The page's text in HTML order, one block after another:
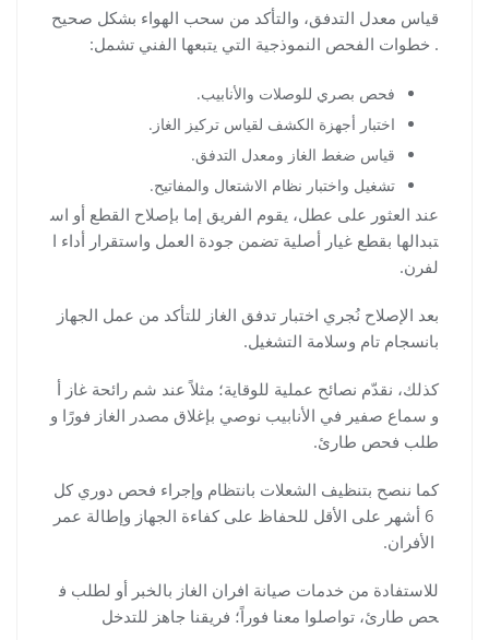
قياس معدل التدفق، والتأكد من سحب الهواء بشكل صحيح
. خطوات الفحص النموذجية التي يتبعها الفني تشمل:
فحص بصري للوصلات والأنابيب.
اختبار أجهزة الكشف لقياس تركيز الغاز.
قياس ضغط الغاز ومعدل التدفق.
تشغيل واختبار نظام الاشتعال والمفاتيح.
عند العثور على عطل، يقوم الفريق إما بإصلاح القطع أو اس
تبدالها بقطع غيار أصلية تضمن جودة العمل واستقرار أداء ا
لفرن.
بعد الإصلاح نُجري اختبار تدفق الغاز للتأكد من عمل الجهاز
بانسجام تام وسلامة التشغيل.
كذلك، نقدّم نصائح عملية للوقاية؛ مثلاً عند شم رائحة غاز أ
و سماع صفير في الأنابيب نوصي بإغلاق مصدر الغاز فورًا و
طلب فحص طارئ.
كما ننصح بتنظيف الشعلات بانتظام وإجراء فحص دوري كل
6 أشهر على الأقل للحفاظ على كفاءة الجهاز وإطالة عمر
الأفران.
للاستفادة من خدمات صيانة افران الغاز بالخبر أو لطلب ف
حص طارئ، تواصلوا معنا فوراً؛ فريقنا جاهز للتدخل